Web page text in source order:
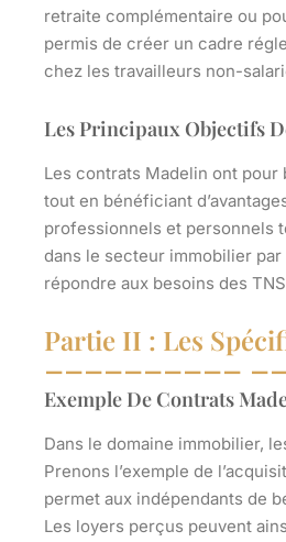
retraite complémentaire ou
permis de créer un cadre
chez les travailleurs non-
Les Principaux Objectifs
Les contrats Madelin ont
tout en bénéficiant
professionnels et personnels
dans le secteur immobilier
répondre aux besoins des
Partie II : Les
Exemple De Contrats
Dans le domaine immobilier,
Prenons l’exemple de
permet aux indépendants de
Les loyers perçus peuvent